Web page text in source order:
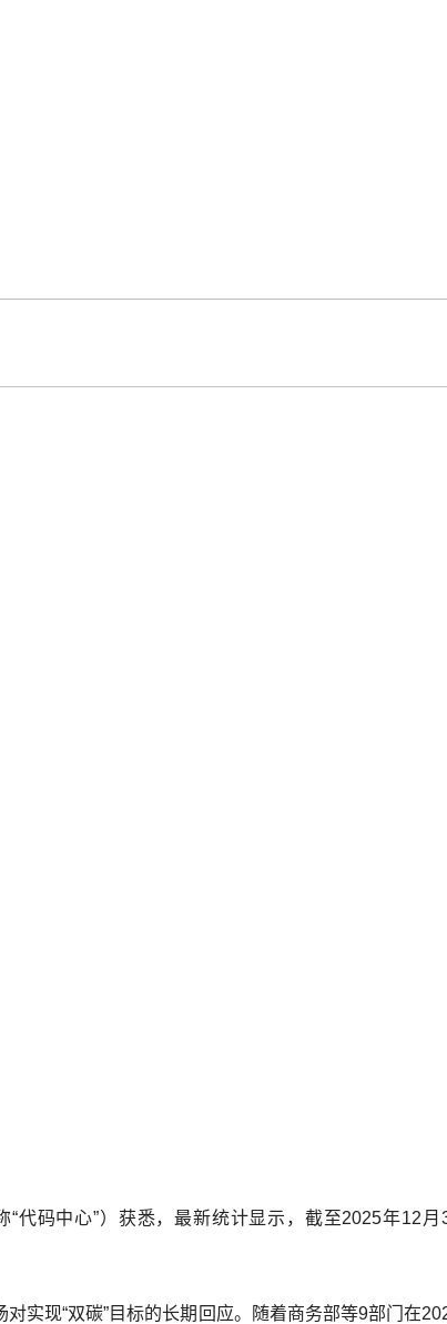
代码中心”）获悉，最新统计显示，截至2025年12
实现“双碳”目标的长期回应。随着商务部等9部门在